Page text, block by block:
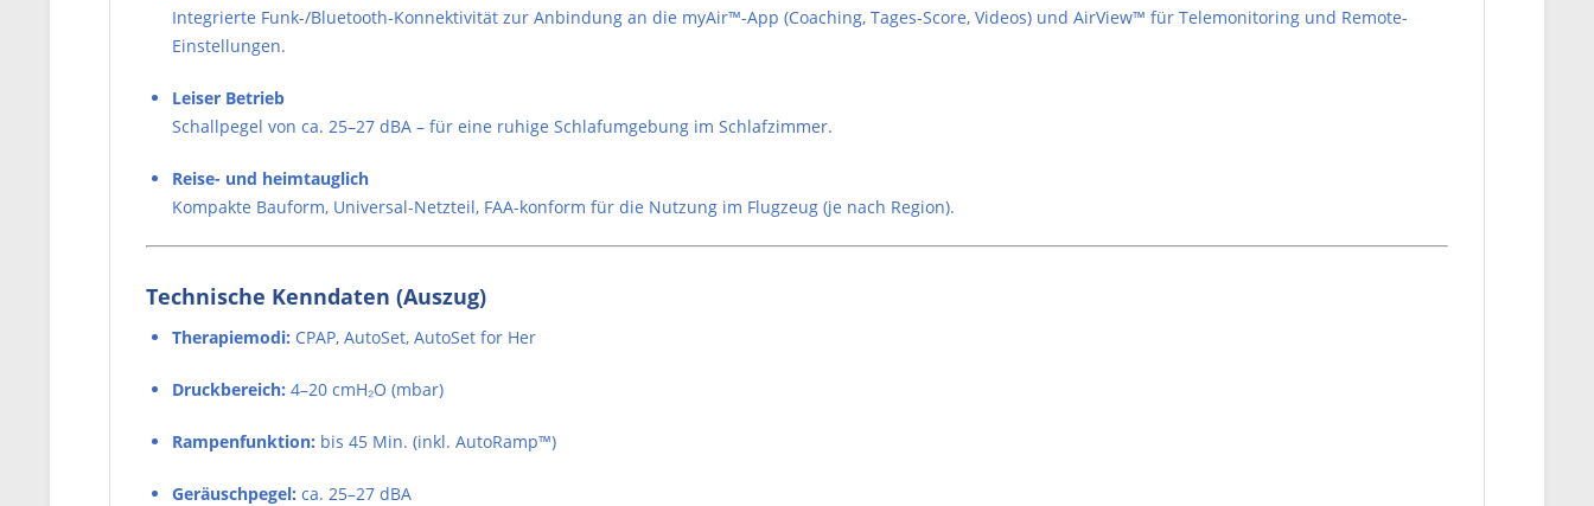
Integrierte Funk-/Bluetooth-Konnektivität zur Anbindung an die myAir™-App (Coaching, Tages-Score, Videos) und AirView™ für Telemonitoring und Remote-
Einstellungen.
Leiser Betrieb
Schallpegel von ca. 25–27 dBA – für eine ruhige Schlafumgebung im Schlafzimmer.
Reise- und heimtauglich
Kompakte Bauform, Universal-Netzteil, FAA-konform für die Nutzung im Flugzeug (je nach Region).
Technische Kenndaten (Auszug)
Therapiemodi: CPAP, AutoSet, AutoSet for Her
Druckbereich: 4–20 cmH₂O (mbar)
Rampenfunktion: bis 45 Min. (inkl. AutoRamp™)
Geräuschpegel: ca. 25–27 dBA